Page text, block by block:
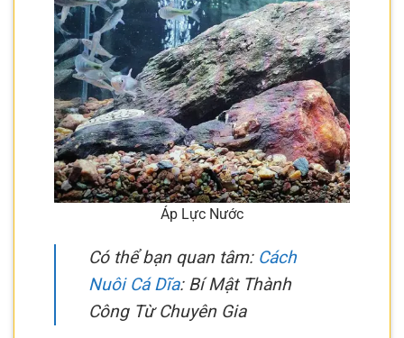
Áp Lực Nước
Có thể bạn quan tâm: Cách
Nuôi Cá Dĩa: Bí Mật Thành
Công Từ Chuyên Gia